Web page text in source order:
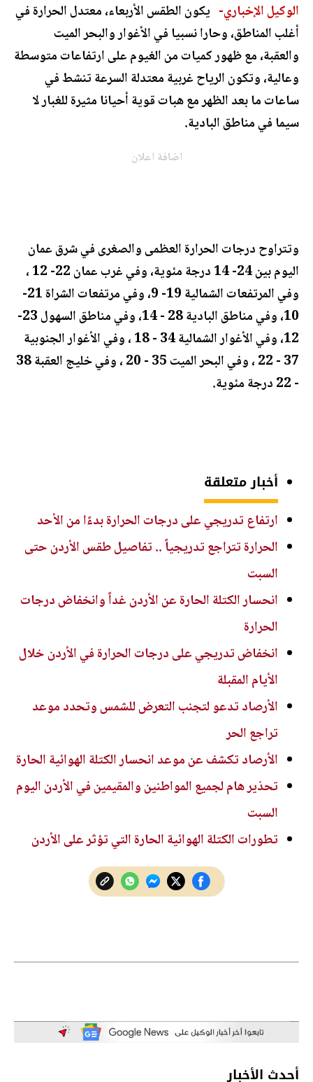
الوكيل الإخباري- يكون الطقس الأربعاء، معتدل الحرارة في
أغلب المناطق، وحارا نسبيا في الأغوار والبحر الميت
والعقبة، مع ظهور كميات من الغيوم على ارتفاعات متوسطة
وعالية، وتكون الرياح غربية معتدلة السرعة تنشط في
ساعات ما بعد الظهر مع هبات قوية أحيانا مثيرة للغبار لا
سيما في مناطق البادية.
اضافة اعلان
وتتراوح درجات الحرارة العظمى والصغرى في شرق عمان
اليوم بين 24- 14 درجة مئوية، وفي غرب عمان 22- 12 ،
وفي المرتفعات الشمالية 19- 9، وفي مرتفعات الشراة 21-
10، وفي مناطق البادية 28 - 14، وفي مناطق السهول 23-
12، وفي الأغوار الشمالية 34 - 18 ، وفي الأغوار الجنوبية
37 - 22 ، وفي البحر الميت 35 - 20 ، وفي خليج العقبة 38
- 22 درجة مئوية.
أخبار متعلقة
ارتفاع تدريجي على درجات الحرارة بدءًا من الأحد
الحرارة تتراجع تدريجياً .. تفاصيل طقس الأردن حتى
السبت
انحسار الكتلة الحارة عن الأردن غداً وانخفاض درجات
الحرارة
انخفاض تدريجي على درجات الحرارة في الأردن خلال
الأيام المقبلة
الأرصاد تدعو لتجنب التعرض للشمس وتحدد موعد
تراجع الحر
الأرصاد تكشف عن موعد انحسار الكتلة الهوائية الحارة
تحذير هام لجميع المواطنين والمقيمين في الأردن اليوم
السبت
تطورات الكتلة الهوائية الحارة التي تؤثر على الأردن
أحدث الأخبار